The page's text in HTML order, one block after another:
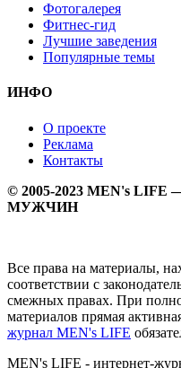
Фотогалерея
Фитнес-гид
Лучшие заведения
Популярные темы
ИНФО
О проекте
Реклама
Контакты
© 2005-2023 MEN's
МУЖЧИН
Все права на материалы,
соответствии с
смежных правах. При
материалов прямая
журнал MEN's LIFE
MEN's LIFE - интернет-